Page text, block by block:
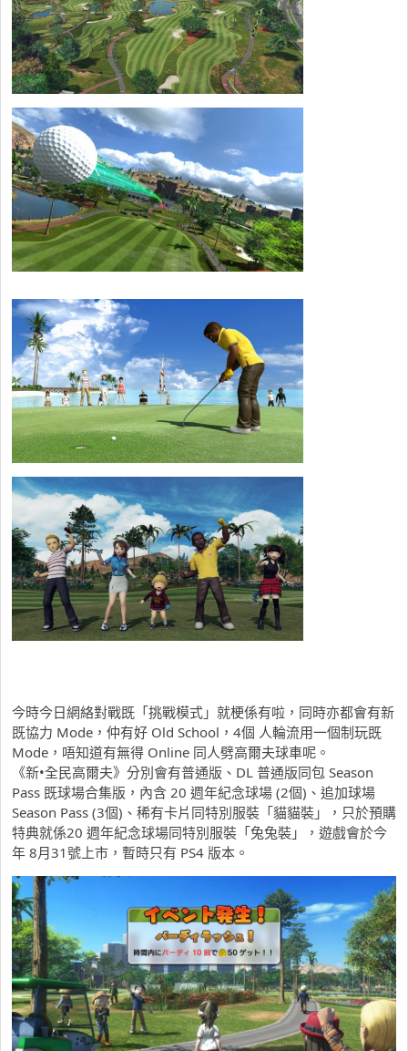
今時今日網絡對戰既「挑戰模式」就梗係有啦，同時亦都會有新
既協力 Mode，仲有好 Old School，4個 人輪流用一個制玩既
Mode，唔知道有無得 Online 同人劈高爾夫球車呢。
《新•全民高爾夫》分別會有普通版、DL 普通版同包 Season
Pass 既球場合集版，內含 20 週年紀念球場 (2個)、追加球場
Season Pass (3個)、稀有卡片同特別服裝「貓貓裝」，只於預購
特典就係20 週年紀念球場同特別服裝「兔兔裝」，遊戲會於今
年 8月31號上市，暫時只有 PS4 版本。